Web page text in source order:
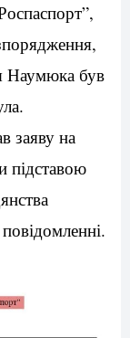
Наумюка був
заяву на
підставою